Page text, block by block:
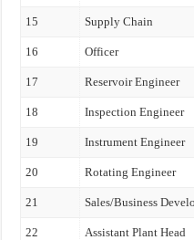
15 Supply Chain
16 Officer
17 Reservoir Engineer
18 Inspection Engineer
19 Instrument Engineer
20 Rotating Engineer
21 Sales/Business
22 Assistant Plant Head